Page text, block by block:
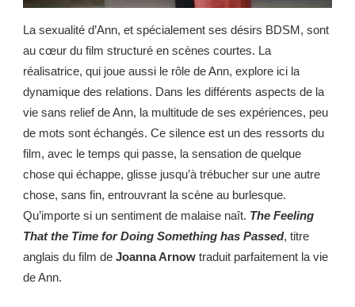
La sexualité d’Ann, et spécialement ses désirs BDSM, sont
au cœur du film structuré en scènes courtes. La
réalisatrice, qui joue aussi le rôle de Ann, explore ici la
dynamique des relations. Dans les différents aspects de la
vie sans relief de Ann, la multitude de ses expériences, peu
de mots sont échangés. Ce silence est un des ressorts du
film, avec le temps qui passe, la sensation de quelque
chose qui échappe, glisse jusqu’à trébucher sur une autre
chose, sans fin, entrouvrant la scène au burlesque.
Qu’importe si un sentiment de malaise naît. The Feeling
That the Time for Doing Something has Passed, titre
anglais du film de Joanna Arnow traduit parfaitement la vie
de Ann.